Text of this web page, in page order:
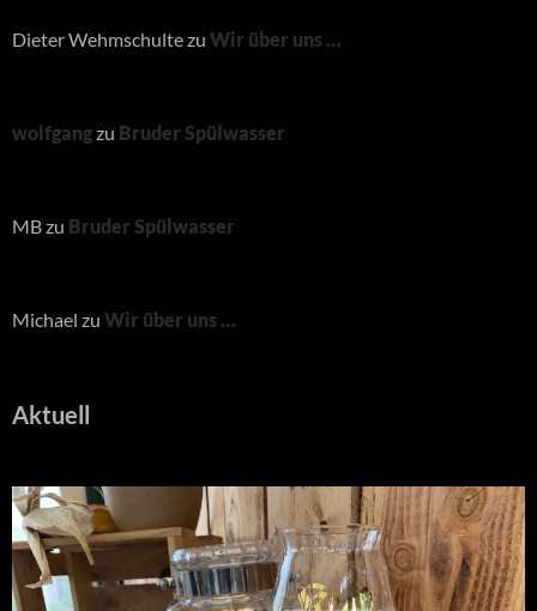
Dieter Wehmschultezu Wir über uns …
wolfgangzu Bruder Spülwasser
MBzu Bruder Spülwasser
Michael zu Wir über uns …
Aktuell